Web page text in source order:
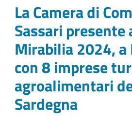
La Camera di
Sassari
Mirabilia 2024, a
con 8 imprese
agroalimentari
Sardegna